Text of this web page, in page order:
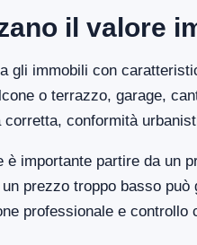
il valore
gli immobili con
o terrazzo, garage,
conformità
è importante partire da un
prezzo troppo basso
professionale e controllo